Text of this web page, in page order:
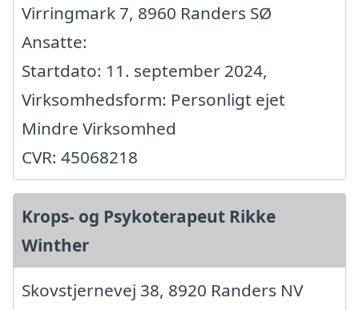
Virringmark 7, 8960 Randers SØ
Ansatte:
Startdato: 11. september 2024,
Virksomhedsform: Personligt ejet
Mindre Virksomhed
CVR: 45068218
Krops- og Psykoterapeut Rikke
Winther
Skovstjernevej 38, 8920 Randers NV